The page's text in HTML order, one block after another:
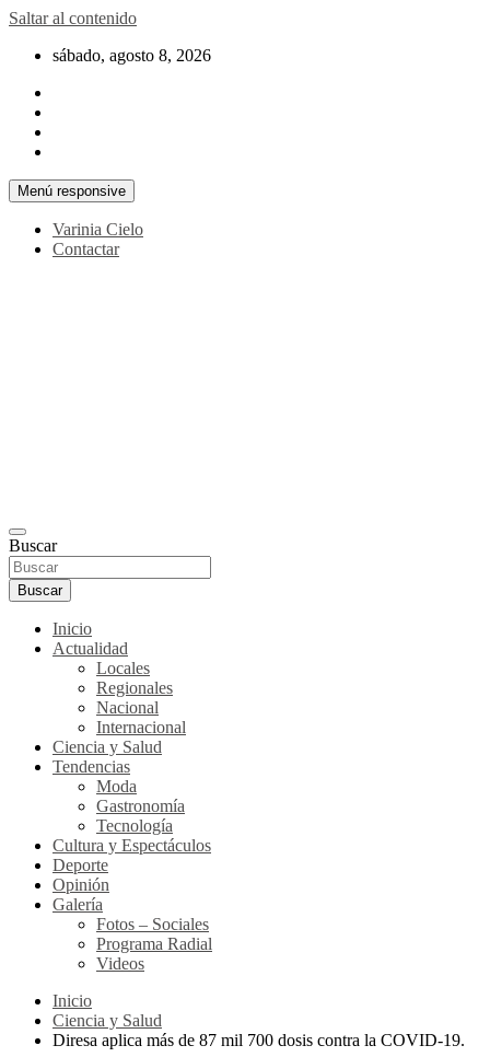
Saltar al contenido
sábado, agosto 8, 2026
Menú responsive
Varinia Cielo
Contactar
Buscar
Buscar
Inicio
Actualidad
Locales
Regionales
Nacional
Internacional
Ciencia y Salud
Tendencias
Moda
Gastronomía
Tecnología
Cultura y Espectáculos
Deporte
Opinión
Galería
Fotos – Sociales
Programa Radial
Videos
Inicio
Ciencia y Salud
Diresa aplica más de 87 mil 700 dosis contra la COVID-19.